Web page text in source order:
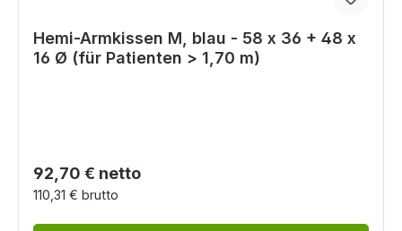
Hemi-Armkissen M, blau - 58 x 36 + 48 x
16 Ø (für Patienten > 1,70 m)
Regulärer Preis:
92,70 € netto
110,31 € brutto